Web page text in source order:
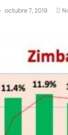
octubre 7, 2019